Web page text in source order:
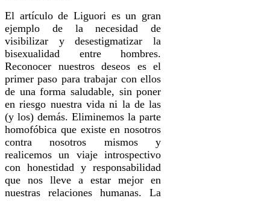
El artículo de Liguori es un gran
ejemplo de la necesidad de
visibilizar y desestigmatizar la
bisexualidad entre hombres.
Reconocer nuestros deseos es el
primer paso para trabajar con ellos
de una forma saludable, sin poner
en riesgo nuestra vida ni la de las
(y los) demás. Eliminemos la parte
homofóbica que existe en nosotros
contra nosotros mismos y
realicemos un viaje introspectivo
con honestidad y responsabilidad
que nos lleve a estar mejor en
nuestras relaciones humanas. La